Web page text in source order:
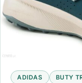
ADIDAS BUTY